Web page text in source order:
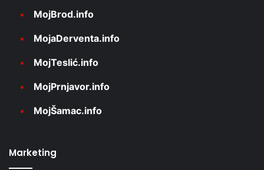
MojBrod.info
MojaDerventa.info
MojTeslić.info
MojPrnjavor.info
MojŠamac.info
Marketing